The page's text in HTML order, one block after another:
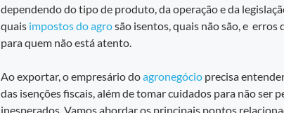
dependendo do tipo de produto, da operação e da
quais impostos do agrosão isentos, quais não são, e erros
para quem não está atento.
Ao exportar, o empresário doagronegócio precisa
das isenções fiscais, além de tomar cuidados para não ser
inesperados. Vamos abordar os principais pontos